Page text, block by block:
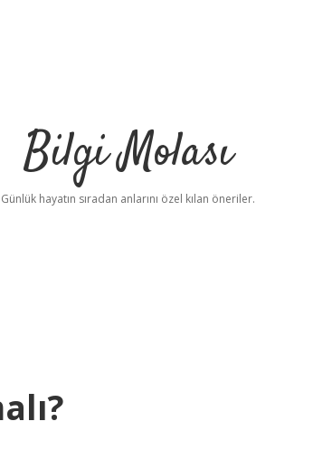
Bilgi Molası
Günlük hayatın sıradan anlarını özel kılan öneriler.